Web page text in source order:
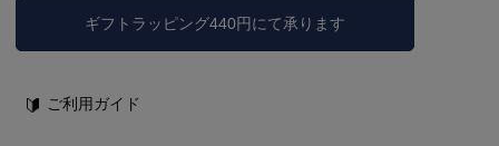
ギフトラッピング440円にて承ります
ご利用ガイド